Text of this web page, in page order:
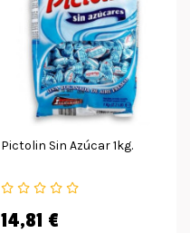
Pictolin Sin Azúcar 1kg.
14,81 €